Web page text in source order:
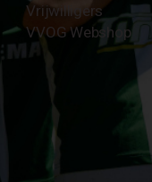
Vrijwilligers
VVOG Webshop